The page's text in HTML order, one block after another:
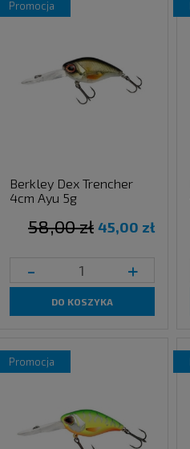
Berkley Dex Trencher
4cm Ayu 5g
45,00 zł
58,00 zł
- +
DO KOSZYKA
promocja
promocja